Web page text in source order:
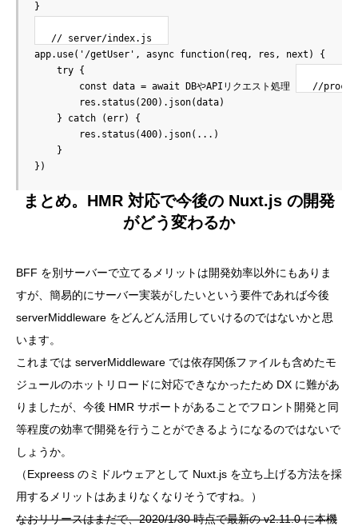
}
// server/index.js
app. use( '/getUser' , async function( req, res , next )
{
try {
const data = await DBやAPI リクエスト処理
//
        res
. status (200) . json(data)
}
catch (err)
{
        res
. status (400) . json( ... )
}
} )
まとめ。HMR 対応で今後の Nuxt.js の開発
がどう変わるか
BFF を別サーバーで立てるメリットは開発効率以外にもありま
すが、簡易的にサーバー実装がしたいという要件であれば今後
serverMiddleware をどんどん活用していけるのではないかと思
います。
これまでは serverMiddleware では依存関係ファイルも含めたモ
ジュールのホットリロードに対応できなかったため DX に難があ
りましたが、今後 HMR サポートがあることでフロント開発と同
等程度の効率で開発を行うことができるようになるのではないで
しょうか。
（Expreess のミドルウェアとして Nuxt.js を立ち上げる方法を採
用するメリットはあまりなくなりそうですね。）
なおリリースはまだで、2020/1/30 時点で最新の v2.11.0 に本機